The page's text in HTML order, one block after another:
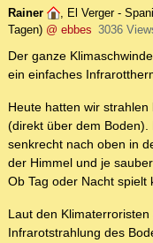
Rainer , El Verger -
Tagen) @ ebbes 3036
Der ganze
ein einfaches
Heute hatten wir
(direkt über dem
senkrecht nach oben in
der Himmel und je
Ob Tag oder Nacht spielt
Laut den
Infrarotstrahlung des